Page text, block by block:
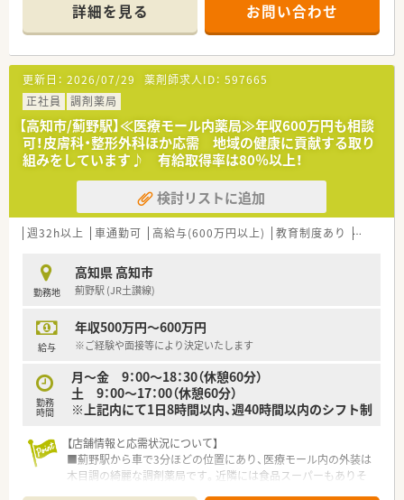
〈業務内容〉
■OTC医薬品の販売に関する販売・接客・レジ業務。
■調剤業務、レセコンを用いての処方箋入力などをお願いしま
す。
〈法人概要〉
■創業205周年を迎える総合健康企業です。
■高知県内でドラッグストアを経営し、調剤併設店も展開してい
ます。
■医薬品から日用品、化粧品等も取扱があり幅広い業務に触れる
ことができます。
■薬剤師は新しいポストとなりますので、新たな挑戦をしたい方
に最適の環境です。調剤ご経験者であれば高年収が狙えます。
■広々とした調剤室はどこも綺麗で、監査システム・自動分包機
■ドラッグストアでのご就業となりますので、医薬品から日用
品、化粧品等も取扱があり幅広い業務に触れることができます。
■経営面の安定性を大切にしたい方
■福利厚生や手当がしっかりとした企業で働きたい方
などお気軽にお問い合わせください！
詳細を見る お問い合わせ
更新日： 2026/07/29 薬剤師求人ID： 597665
正社員
調剤薬局
【高知市/薊野駅】≪医療モール内薬局≫年収600万円も相談
可！皮膚科・整形外科ほか応需 地域の健康に貢献する取り
組みをしています♪ 有給取得率は80％以上！
検討リストに追加
週32h以上 車通勤可 高給与(600万円以上) 教育制度あり シフト制
勤務地
高知県 高知市
薊野駅 (JR土讃線)
給与
年収500万円～600万円
※ご経験や面接等により決定いたします
勤務
時間
月～金 9：00～18：30（休憩60分）
土 9：00～17：00（休憩60分）
※上記内にて1日8時間以内、週40時間以内のシフト制
【店舗情報と応需状況について】
■薊野駅から車で3分ほどの位置にあり、医療モール内の外装は
木目調の綺麗な調剤薬局です。近隣には食品スーパーもありそ